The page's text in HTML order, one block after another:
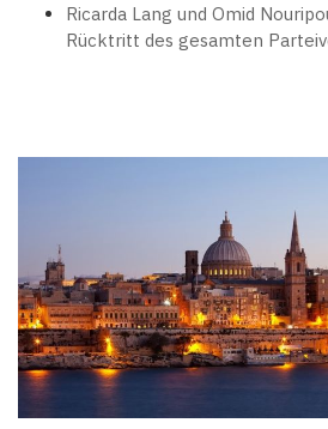
Ricarda Lang und Omid
Rücktritt des gesamten